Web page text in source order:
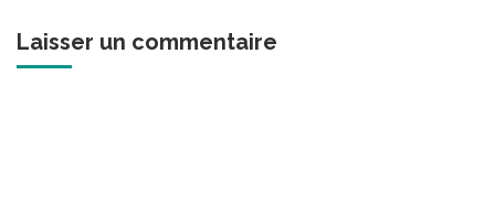
Laisser un commentaire